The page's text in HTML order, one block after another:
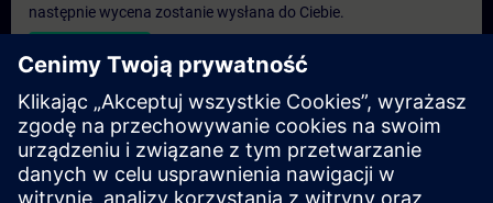
następnie wycena zostanie wysłana do Ciebie.
Podaj ofertę
Ekskluzywne zapytanie dotyczące szkoleń
Proszę wypełnić poniższy formularz zapytania, jeśli
potrzebujesz oferty na ekskluzywny kurs szkoleniowy na